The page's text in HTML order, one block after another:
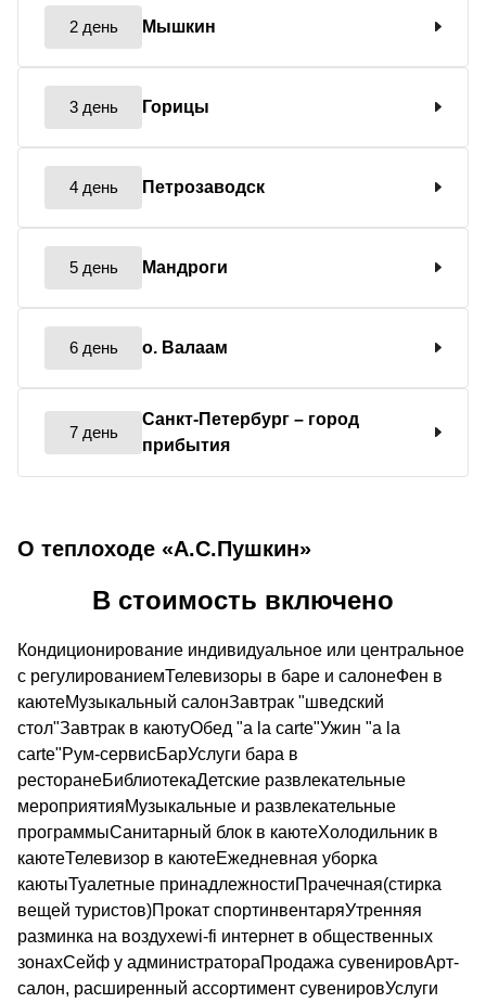
2 день Мышкин
3 день Горицы
4 день Петрозаводск
5 день Мандроги
6 день о. Валаам
7 день
Санкт-Петербург – город
прибытия
О теплоходе «А.С.Пушкин»
В стоимость включено
Кондиционирование индивидуальное или центральное
с регулированиемТелевизоры в баре и салонеФен в
каютеМузыкальный салонЗавтрак "шведский
стол"Завтрак в каютуОбед "a la carte"Ужин "a la
carte"Рум-сервисБарУслуги бара в
ресторанеБиблиотекаДетские развлекательные
мероприятияМузыкальные и развлекательные
программыСанитарный блок в каютеХолодильник в
каютеТелевизор в каютеЕжедневная уборка
каютыТуалетные принадлежностиПрачечная(стирка
вещей туристов)Прокат спортинвентаряУтренняя
разминка на воздухеwi-fi интернет в общественных
зонахСейф у администратораПродажа сувенировАрт-
салон, расширенный ассортимент сувенировУслуги